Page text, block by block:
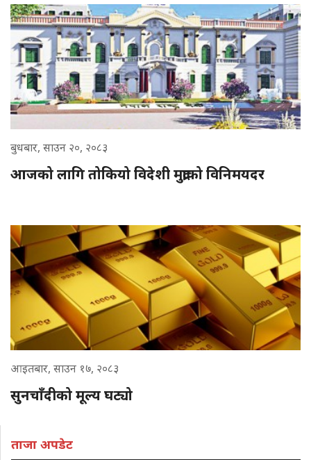
बुधबार, साउन २०, २०८३
आजको लागि तोकियो विदेशी मुद्राको विनिमयदर
आइतबार, साउन १७, २०८३
सुनचाँदीको मूल्य घट्यो
ताजा अपडेट